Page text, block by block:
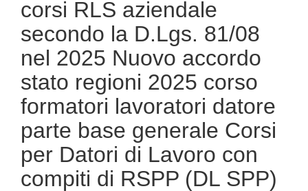
corsi RLS aziendale
secondo la D.Lgs. 81/08
nel 2025 Nuovo accordo
stato regioni 2025 corso
formatori lavoratori datore
parte base generale Corsi
per Datori di Lavoro con
compiti di RSPP (DL SPP)